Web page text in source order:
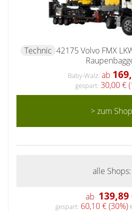
Technic 42175 Volvo FMX
Baby-Walz: ab
gespart: 30,00 €
> zum Shop
alle Shops:
ab 139,89
gespart: 60,10 € (30%)